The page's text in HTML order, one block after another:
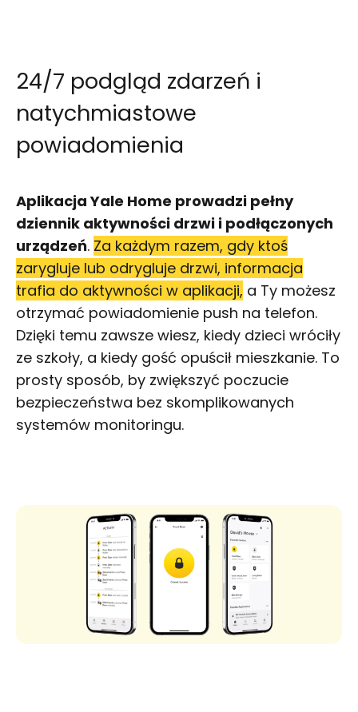
24/7 podgląd zdarzeń i
natychmiastowe
powiadomienia
Aplikacja Yale Home prowadzi pełny
dziennik aktywności drzwi i podłączonych
urządzeń. Za każdym razem, gdy ktoś
zarygluje lub odrygluje drzwi, informacja
trafia do aktywności w aplikacji, a Ty możesz
otrzymać powiadomienie push na telefon.
Dzięki temu zawsze wiesz, kiedy dzieci wróciły
ze szkoły, a kiedy gość opuścił mieszkanie. To
prosty sposób, by zwiększyć poczucie
bezpieczeństwa bez skomplikowanych
systemów monitoringu.